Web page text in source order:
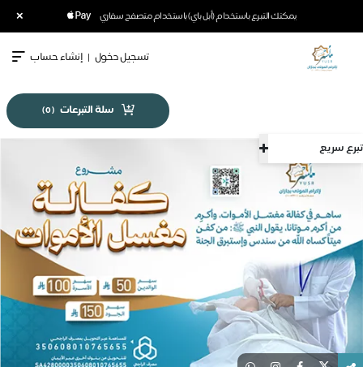
يمكنك التبرع باستخدام (أبل باي) باستخدام متصفح سفاري ×
تبرع سريع
تسجيل دخول | إنشاء حساب
سلة التبرعات (
0
)